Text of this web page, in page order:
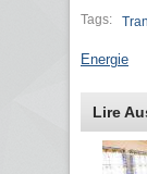
Tags:
Energie
Lire